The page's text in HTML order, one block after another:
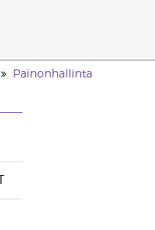
Painonhallinta